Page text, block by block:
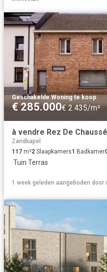
Geschakelde Woning·te koop
€ 285.000€ 2.435/m²
Zandkapel
117 m²2 Slaapkamers1 Badkamer
·Tuin·Terras
1 week geleden aangeboden door